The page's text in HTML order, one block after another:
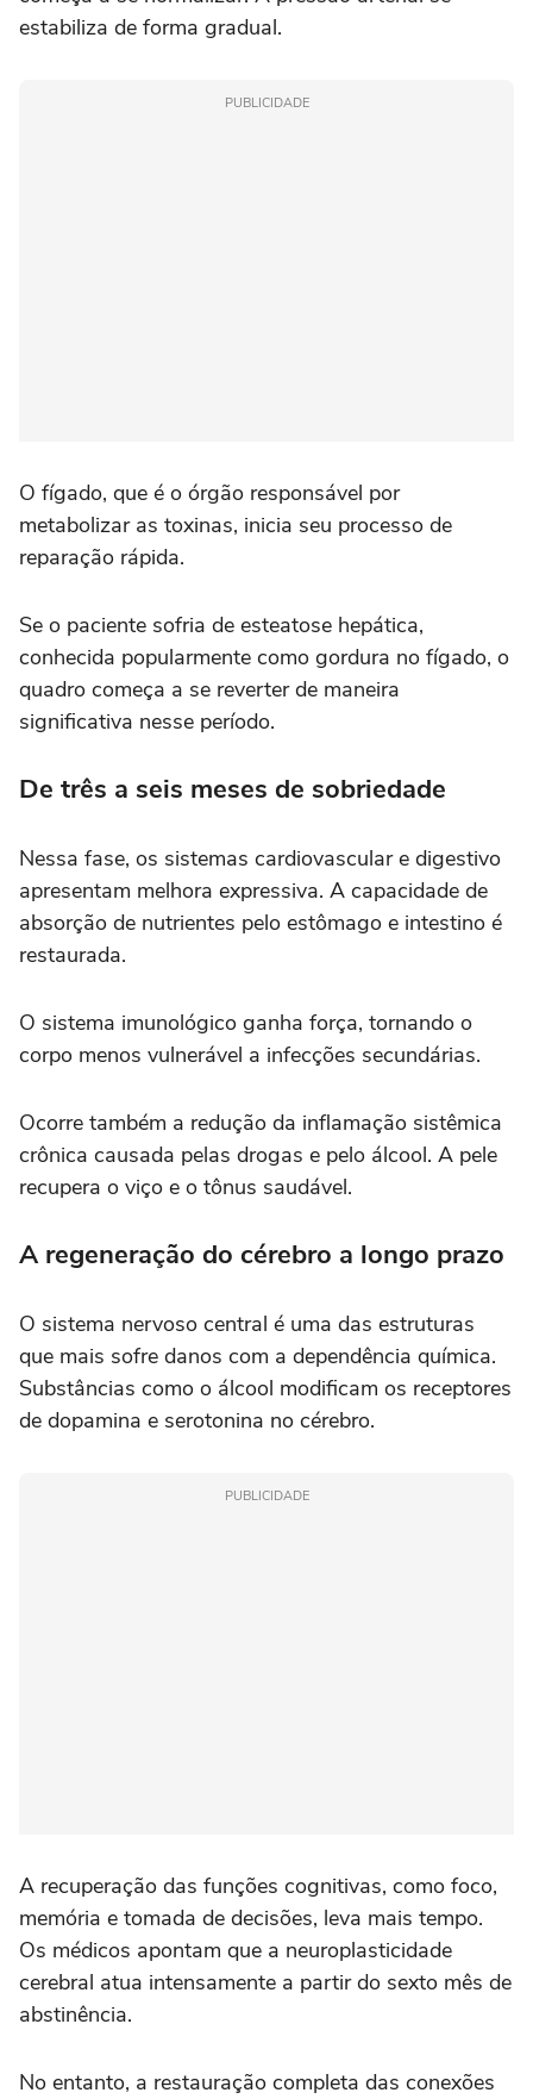
estabiliza de forma gradual.
PUBLICIDADE
O fígado, que é o órgão responsável por
metabolizar as toxinas, inicia seu processo de
reparação rápida.
Se o paciente sofria de esteatose hepática,
conhecida popularmente como gordura no fígado, o
quadro começa a se reverter de maneira
significativa nesse período.
De três a seis meses de sobriedade
Nessa fase, os sistemas cardiovascular e digestivo
apresentam melhora expressiva. A capacidade de
absorção de nutrientes pelo estômago e intestino é
restaurada.
O sistema imunológico ganha força, tornando o
corpo menos vulnerável a infecções secundárias.
Ocorre também a redução da inflamação sistêmica
crônica causada pelas drogas e pelo álcool. A pele
recupera o viço e o tônus saudável.
A regeneração do cérebro a longo prazo
O sistema nervoso central é uma das estruturas
que mais sofre danos com a dependência química.
Substâncias como o álcool modificam os receptores
de dopamina e serotonina no cérebro.
PUBLICIDADE
A recuperação das funções cognitivas, como foco,
memória e tomada de decisões, leva mais tempo.
Os médicos apontam que a neuroplasticidade
cerebral atua intensamente a partir do sexto mês de
abstinência.
No entanto, a restauração completa das conexões